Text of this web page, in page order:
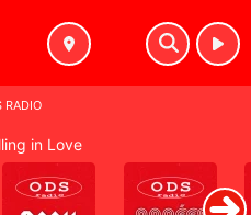
RADIO
in Love